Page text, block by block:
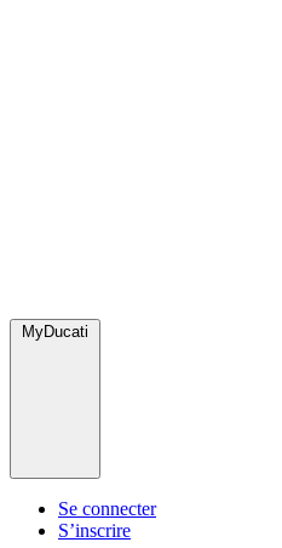
MyDucati
Se connecter
S’inscrire